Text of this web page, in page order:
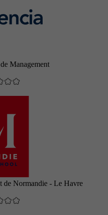
Management
de Normandie - Le Havre